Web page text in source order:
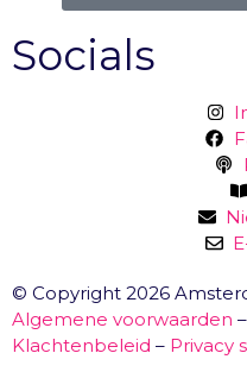
Socials
© Copyright 2026
Algemene voorwaarden –
Klachtenbeleid – Privacy